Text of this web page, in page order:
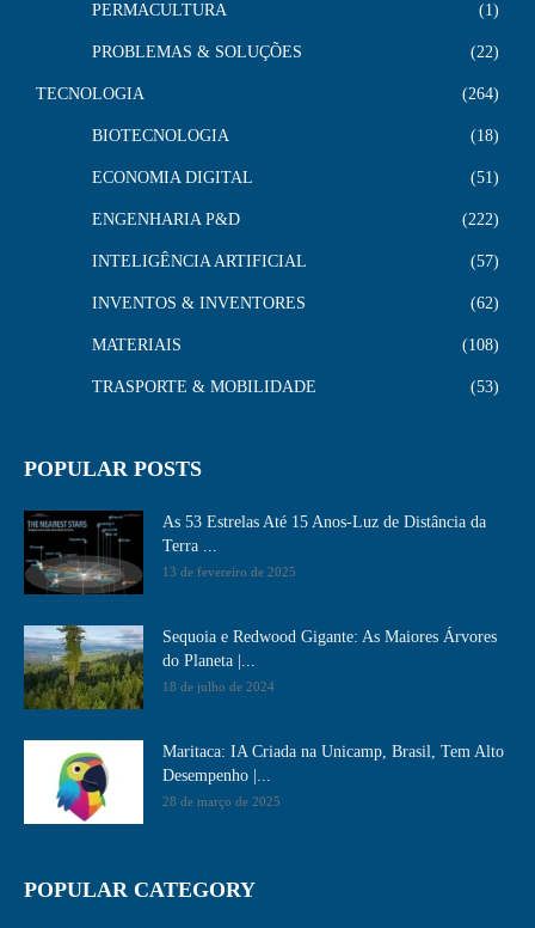
PERMACULTURA 1
PROBLEMAS & SOLUÇÕES 22
TECNOLOGIA 264
BIOTECNOLOGIA 18
ECONOMIA DIGITAL 51
ENGENHARIA P&D 222
INTELIGÊNCIA ARTIFICIAL 57
INVENTOS & INVENTORES 62
MATERIAIS 108
TRASPORTE & MOBILIDADE 53
POPULAR POSTS
As 53 Estrelas Até 15 Anos-Luz de Distância da
Terra ...
13 de fevereiro de 2025
Sequoia e Redwood Gigante: As Maiores Árvores
do Planeta |...
18 de julho de 2024
Maritaca: IA Criada na Unicamp, Brasil, Tem Alto
Desempenho​ |...
28 de março de 2025
POPULAR CATEGORY